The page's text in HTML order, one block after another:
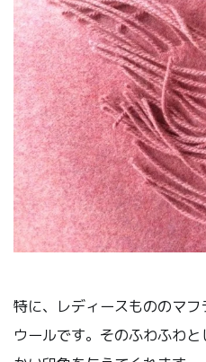
特に、レディースもののマ
ウールです。そのふわふわ